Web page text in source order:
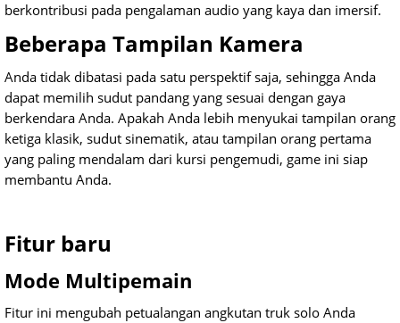
berkontribusi pada pengalaman audio yang kaya dan imersif.
Beberapa Tampilan Kamera
Anda tidak dibatasi pada satu perspektif saja, sehingga Anda
dapat memilih sudut pandang yang sesuai dengan gaya
berkendara Anda. Apakah Anda lebih menyukai tampilan orang
ketiga klasik, sudut sinematik, atau tampilan orang pertama
yang paling mendalam dari kursi pengemudi, game ini siap
membantu Anda.
Fitur baru
Mode Multipemain
Fitur ini mengubah petualangan angkutan truk solo Anda